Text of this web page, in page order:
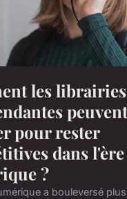
les librairies
pour rester
dans
?
a bouleversé